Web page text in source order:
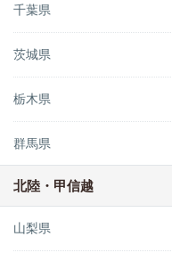
千葉県
茨城県
栃木県
群馬県
北陸・甲信越
山梨県